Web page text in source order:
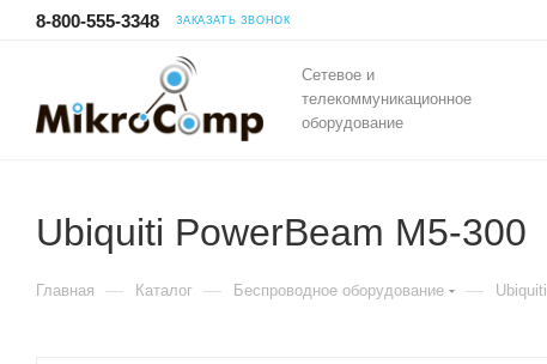
8-800-555-3348 ЗАКАЗАТЬ ЗВОНОК
Сетевое и
телекоммуникационное
оборудование
Ubiquiti PowerBeam M5-300
Главная — Каталог — Беспроводное оборудование — Ubiquiti